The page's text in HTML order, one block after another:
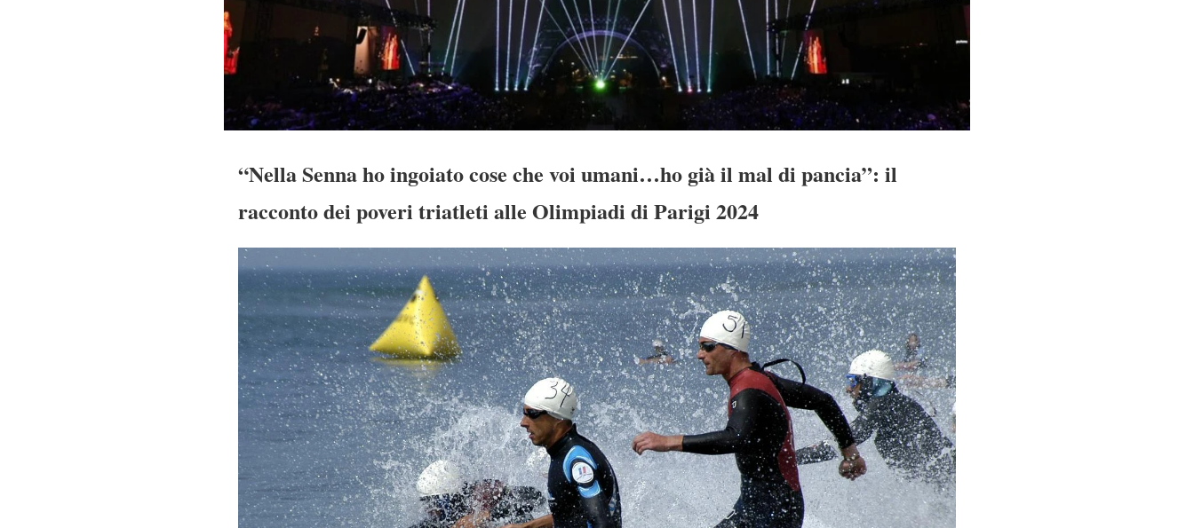
“Nella Senna ho ingoiato cose che voi umani…ho già il mal di pancia”: il
racconto dei poveri triatleti alle Olimpiadi di Parigi 2024